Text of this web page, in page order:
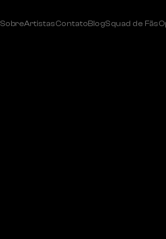
SobreArtistasContatoBlogSquad de Fãs